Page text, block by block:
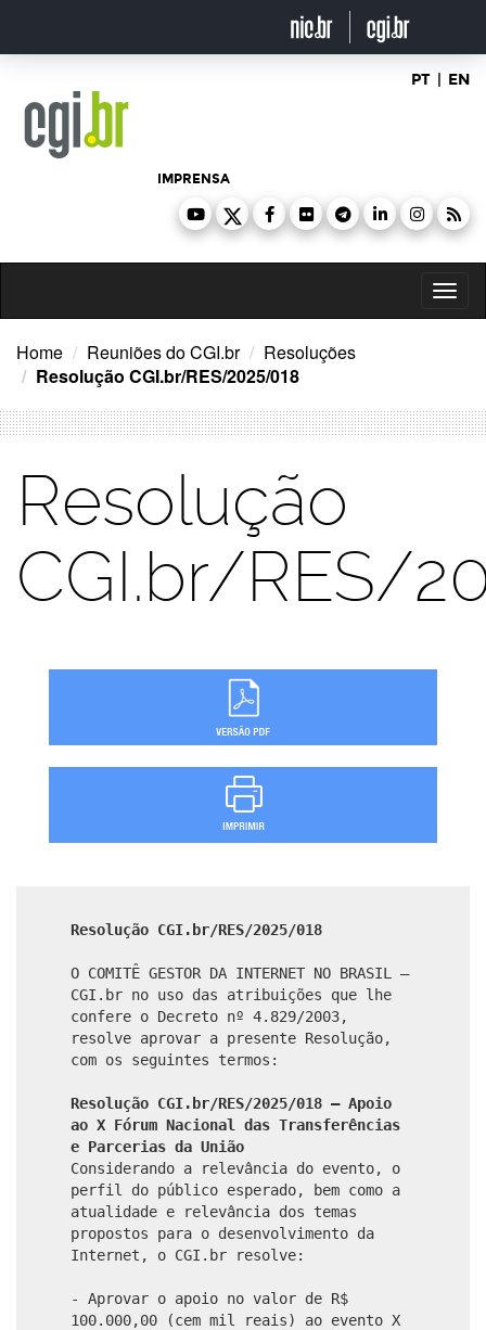
o
PT | EN
IMPRENSA
Home Reuniões do CGI.br
Resoluções
Resolução CGI.br/RES/2025/018
Resolução
CGI.br/RES/
Resolução CGI.br/RES/2025/018
O COMITÊ GESTOR DA INTERNET NO BRASIL –
CGI.br no uso das atribuições que lhe
confere o Decreto nº 4.829/2003,
resolve aprovar a presente Resolução,
com os seguintes termos:
Resolução CGI.br/RES/2025/018 – Apoio
ao X Fórum Nacional das Transferências
e Parcerias da União
Considerando a relevância do evento, o
perfil do público esperado, bem como a
atualidade e relevância dos temas
propostos para o desenvolvimento da
Internet, o CGI.br resolve:
- Aprovar o apoio no valor de R$
100.000,00 (cem mil reais) ao evento X